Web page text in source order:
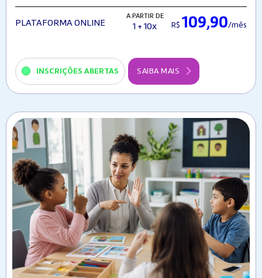
PLATAFORMA ONLINE
A PARTIR DE
1 + 10x R$ 109,90/mês
INSCRIÇÕES ABERTAS SAIBA MAIS